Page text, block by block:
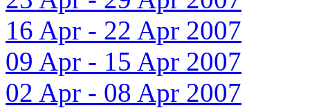
16 Apr - 22 Apr 2007
09 Apr - 15 Apr 2007
02 Apr - 08 Apr 2007